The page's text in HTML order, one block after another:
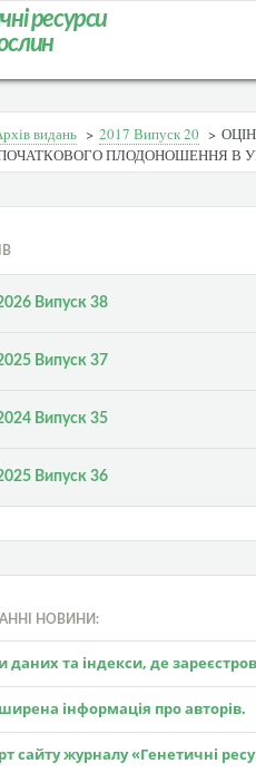
ресурси
видань > 2017 Випуск 20 >
ПОЧАТКОВОГО ПЛОДОНОШЕННЯ В
Випуск 38
Випуск 37
Випуск 35
Випуск 36
НОВИНИ:
даних та індекси, де
інформація про авторів.
сайту журналу «Генетичні